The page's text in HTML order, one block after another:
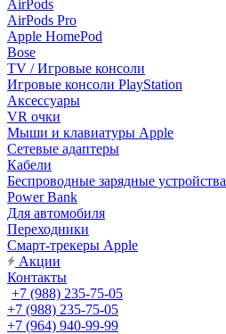
AirPods
AirPods Pro
Apple HomePod
Bose
TV / Игровые консоли
Игровые консоли PlayStation
Аксессуары
VR очки
Мыши и клавиатуры Apple
Сетевые адаптеры
Кабели
Беспроводные зарядные устройства
Power Bank
Для автомобиля
Переходники
Смарт-трекеры Apple
Акции
Контакты
+7 (988) 235-75-05
+7 (988) 235-75-05
+7 (964) 940-99-99